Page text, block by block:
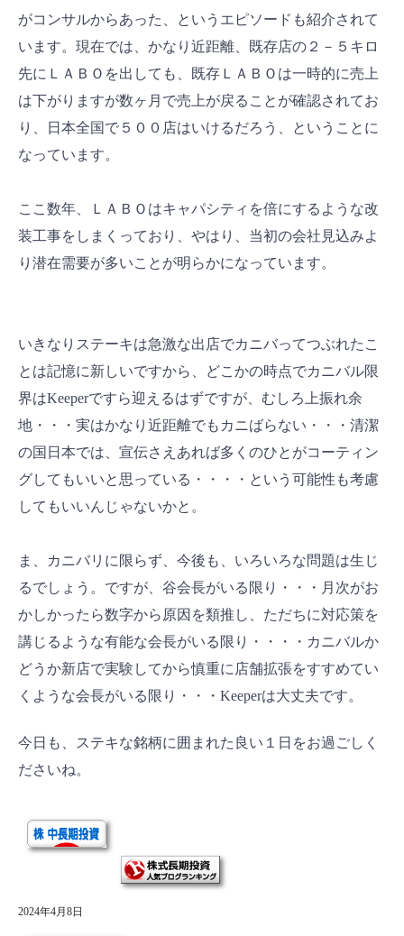
がコンサルからあった、というエピソードも紹介されて
います。現在では、かなり近距離、既存店の２－５キロ
先にＬＡＢＯを出しても、既存ＬＡＢＯは一時的に売上
は下がりますが数ヶ月で売上が戻ることが確認されてお
り、日本全国で５００店はいけるだろう、ということに
なっています。
ここ数年、ＬＡＢＯはキャパシティを倍にするような改
装工事をしまくっており、やはり、当初の会社見込みよ
り潜在需要が多いことが明らかになっています。
いきなりステーキは急激な出店でカニバってつぶれたこ
とは記憶に新しいですから、どこかの時点でカニバル限
界はKeeperですら迎えるはずですが、むしろ上振れ余
地・・・実はかなり近距離でもカニばらない・・・清潔
の国日本では、宣伝さえあれば多くのひとがコーティン
グしてもいいと思っている・・・・という可能性も考慮
してもいいんじゃないかと。
ま、カニバリに限らず、今後も、いろいろな問題は生じ
るでしょう。ですが、谷会長がいる限り・・・月次がお
かしかったら数字から原因を類推し、ただちに対応策を
講じるような有能な会長がいる限り・・・・カニバルか
どうか新店で実験してから慎重に店舗拡張をすすめてい
くような会長がいる限り・・・Keeperは大丈夫です。
今日も、ステキな銘柄に囲まれた良い１日をお過ごしく
ださいね。
2024年4月8日